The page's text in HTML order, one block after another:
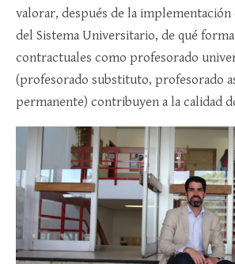
valorar, después de la implementación
del Sistema Universitario, de qué
contractuales como profesorado
(profesorado substituto, profesorado
permanente) contribuyen a la calidad